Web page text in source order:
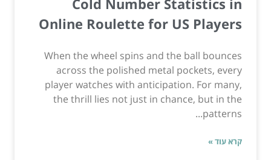
Online Roulette for US Players
When the wheel spins and the ball bounces
across the polished metal pockets, every
player watches with anticipation. For many,
the thrill lies not just in chance, but in the
patterns...
קרא עוד »